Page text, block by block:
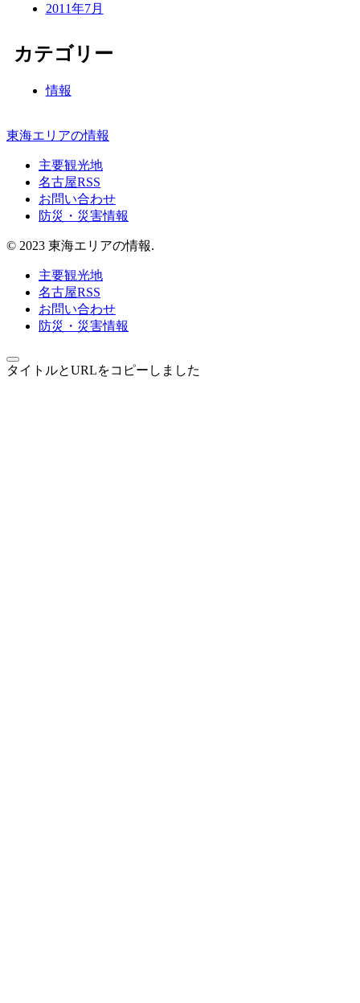
2011年7月
カテゴリー
情報
東海エリアの情報
主要観光地
名古屋RSS
お問い合わせ
防災・災害情報
© 2023 東海エリアの情報.
主要観光地
名古屋RSS
お問い合わせ
防災・災害情報
タイトルとURLをコピーしました